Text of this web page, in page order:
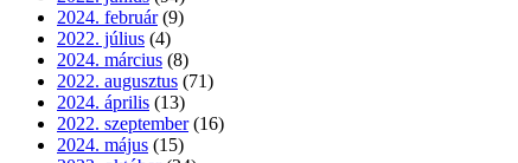
2024. február (9)
2022. július (4)
2024. március (8)
2022. augusztus (71)
2024. április (13)
2022. szeptember (16)
2024. május (15)